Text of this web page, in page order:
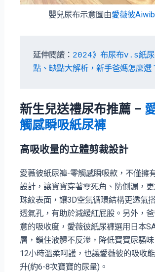
嬰兒尿布示意圖由愛薇彼
延伸閱讀： 2024》布尿布v.s紙尿
點、缺點大解析，新手爸媽怎麼選
新生兒送禮尿布推薦 –
觸感瞬吸紙尿褲
高吸收量的立體剪裁設計
愛薇彼紙尿褲-零觸感瞬吸款，不僅擁
設計，讓寶寶穿著零死角、防側漏，
珠紋表面，讓3D空氣循環結構更透氣
透氣孔，有助於減緩紅屁股。另外，
意的吸收度，愛薇彼紙尿褲選用日本
層，鎖住液體不反滲，降低寶寶尿騷
12小時溫柔呵護，也讓愛薇彼的吸收
升(約6-8次寶寶的尿量)。